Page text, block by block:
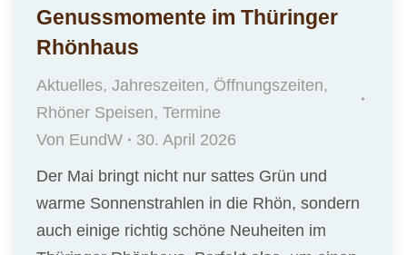
Genussmomente im Thüringer
Rhönhaus
Aktuelles, Jahreszeiten, Öffnungszeiten,
Rhöner Speisen, Termine
Von EundW
30. April 2026
Der Mai bringt nicht nur sattes Grün und
warme Sonnenstrahlen in die Rhön, sondern
auch einige richtig schöne Neuheiten im